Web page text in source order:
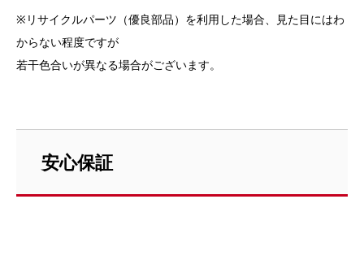
※リサイクルパーツ（優良部品）を利用した場合、見た目にはわ
からない程度ですが
若干色合いが異なる場合がございます。
安心保証